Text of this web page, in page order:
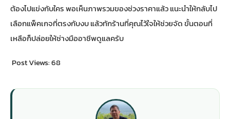
ต้องไปแข่งกับใคร พอเห็นภาพรวมของช่วงราคาแล้ว แนะนำให้กลับไป
เลือกแพ็คเกจที่ตรงกับงบแล้วทักร้านที่คุณไว้ใจให้ช่วยจัด ขั้นตอนที่
เหลือก็ปล่อยให้ช่างมืออาชีพดูแลครับ
Post Views:68